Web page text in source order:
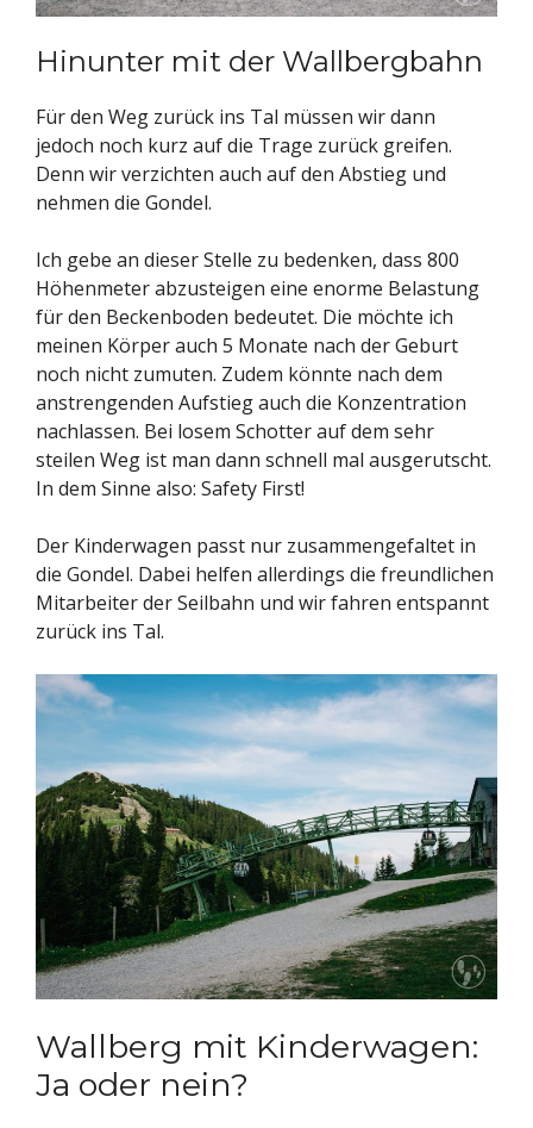
Hinunter mit der Wallbergbahn
Für den Weg zurück ins Tal müssen wir dann
jedoch noch kurz auf die Trage zurück greifen.
Denn wir verzichten auch auf den Abstieg und
nehmen die Gondel.
Ich gebe an dieser Stelle zu bedenken, dass 800
Höhenmeter abzusteigen eine enorme Belastung
für den Beckenboden bedeutet. Die möchte ich
meinen Körper auch 5 Monate nach der Geburt
noch nicht zumuten. Zudem könnte nach dem
anstrengenden Aufstieg auch die Konzentration
nachlassen. Bei losem Schotter auf dem sehr
steilen Weg ist man dann schnell mal ausgerutscht.
In dem Sinne also: Safety First!
Der Kinderwagen passt nur zusammengefaltet in
die Gondel. Dabei helfen allerdings die freundlichen
Mitarbeiter der Seilbahn und wir fahren entspannt
zurück ins Tal.
Wallberg mit Kinderwagen:
Ja oder nein?